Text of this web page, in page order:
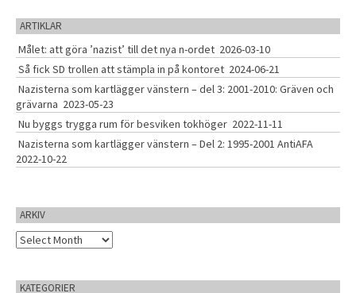
a
t
i
o
n
c
h
f
o
r
ARTIKLAR
Målet: att göra ’nazist’ till det nya n-ordet 2026-03-10
Så fick SD trollen att stämpla in på kontoret 2024-06-21
Nazisterna som kartlägger vänstern – del 3: 2001-2010: Gräven och
grävarna 2023-05-23
Nu byggs trygga rum för besviken tokhöger 2022-11-11
Nazisterna som kartlägger vänstern – Del 2: 1995-2001 AntiAFA
2022-10-22
ARKIV
A
r
i KATEGORIER